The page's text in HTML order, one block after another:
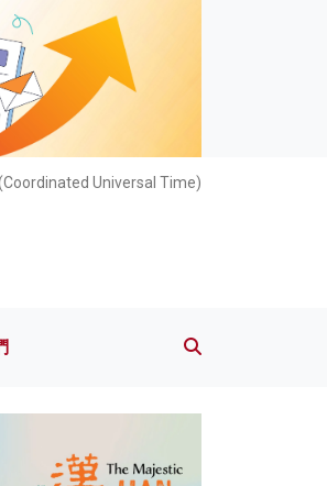
Universal Time)
我們